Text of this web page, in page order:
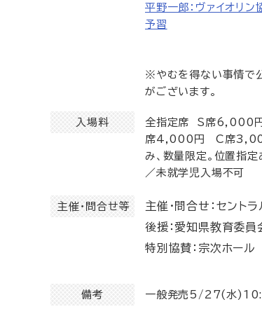
平野一郎：ヴァイオリ
予習
※やむを得ない事情で
がございます。
入場料
全指定席 S席6,000
席4,000円 C席
み、数量限定。位置指
／未就学児入場不可
主催・問合せ等
主催・問合せ：セン
後援：愛知県教育委
特別協賛：宗次ホール
備考 一般発売5/27(水